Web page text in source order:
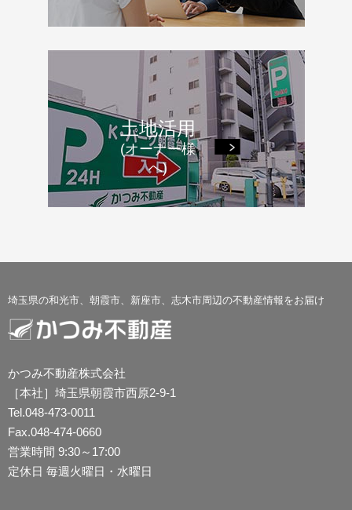
土地活用
(オーナー様
へ)
埼玉県の和光市、朝霞市、新座市、志木市周辺の不動産情報をお届け
かつみ不動産株式会社
［本社］埼玉県朝霞市西原2-9-1
Tel.048-473-0011
Fax.048-474-0660
営業時間 9:30～17:00
定休日 毎週火曜日・水曜日